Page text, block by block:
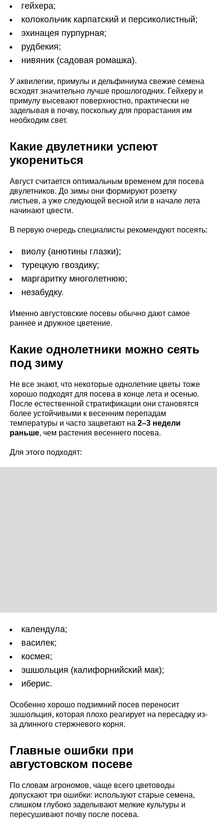
гейхера;
колокольчик карпатский и персиколистный;
эхинацея пурпурная;
рудбекия;
нивяник (садовая ромашка).
У аквилегии, примулы и дельфиниума свежие семена
всходят значительно лучше прошлогодних. Гейхеру и
примулу высевают поверхностно, практически не
заделывая в почву, поскольку для прорастания им
необходим свет.
Какие двулетники успеют
укорениться
Август считается оптимальным временем для посева
двулетников. До зимы они формируют розетку
листьев, а уже следующей весной или в начале лета
начинают цвести.
В первую очередь специалисты рекомендуют посеять:
виолу (анютины глазки);
турецкую гвоздику;
маргаритку многолетнюю;
незабудку.
Именно августовские посевы обычно дают самое
раннее и дружное цветение.
Какие однолетники можно сеять
под зиму
Не все знают, что некоторые однолетние цветы тоже
хорошо подходят для посева в конце лета и осенью.
После естественной стратификации они становятся
более устойчивыми к весенним перепадам
температуры и часто зацветают на 2–3 недели
раньше, чем растения весеннего посева.
Для этого подходят:
календула;
василек;
космея;
эшшольция (калифорнийский мак);
иберис.
Особенно хорошо подзимний посев переносит
эшшольция, которая плохо реагирует на пересадку из-
за длинного стержневого корня.
Главные ошибки при
августовском посеве
По словам агрономов, чаще всего цветоводы
допускают три ошибки: используют старые семена,
слишком глубоко заделывают мелкие культуры и
пересушивают почву после посева.